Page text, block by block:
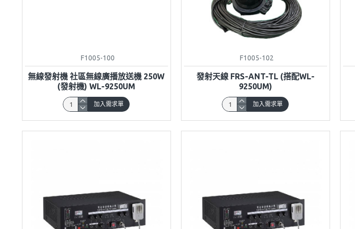
F1005-100
無線發射機 社區無線廣播放送機 250W
(發射機) WL-9250UM
加入需求單
F1005-102
發射天線 FRS-ANT-TL (搭配WL-
9250UM)
加入需求單